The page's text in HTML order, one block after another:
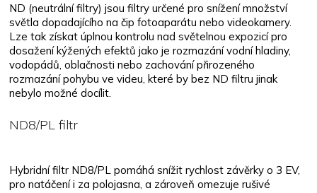
ND (neutrální filtry) jsou filtry určené pro snížení množství
světla dopadajícího na čip fotoaparátu nebo videokamery.
Lze tak získat úplnou kontrolu nad světelnou expozicí pro
dosažení kýžených efektů jako je rozmazání vodní hladiny,
vodopádů, oblačnosti nebo zachování přirozeného
rozmazání pohybu ve videu, které by bez ND filtru jinak
nebylo možné docílit.
ND8/PL filtr
Hybridní filtr ND8/PL pomáhá snížit rychlost závěrky o 3 EV,
pro natáčení i za polojasna, a zároveň omezuje rušivé